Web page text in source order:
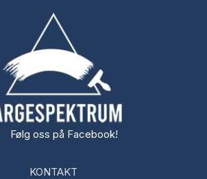
Følg oss på Facebook!
KONTAKT